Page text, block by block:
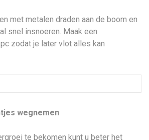
met metalen draden aan de boom en
snel insnoeren. Maak een
zodat je later vlot alles kan
wegnemen
te bekomen kunt u beter het